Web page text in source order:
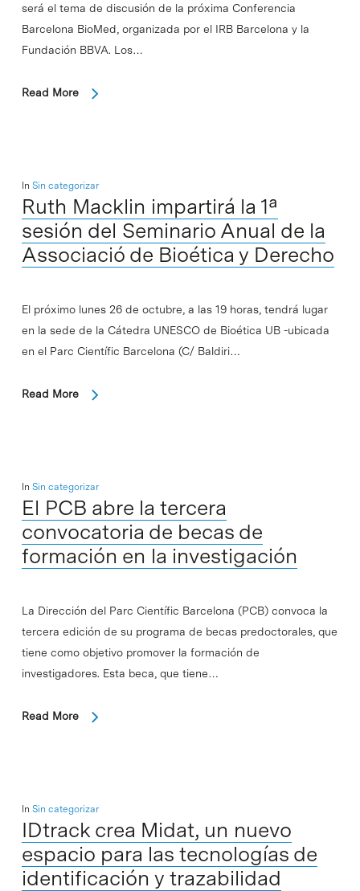
será el tema de discusión de la próxima Conferencia
Barcelona BioMed, organizada por el IRB Barcelona y la
Fundación BBVA. Los…
Read More
In Sin categorizar
Ruth Macklin impartirá la 1ª
sesión del Seminario Anual de la
Associació de Bioética y Derecho
El próximo lunes 26 de octubre, a las 19 horas, tendrá lugar
en la sede de la Cátedra UNESCO de Bioética UB -ubicada
en el Parc Científic Barcelona (C/ Baldiri…
Read More
In Sin categorizar
El PCB abre la tercera
convocatoria de becas de
formación en la investigación
La Dirección del Parc Científic Barcelona (PCB) convoca la
tercera edición de su programa de becas predoctorales, que
tiene como objetivo promover la formación de
investigadores. Esta beca, que tiene…
Read More
In Sin categorizar
IDtrack crea Midat, un nuevo
espacio para las tecnologías de
identificación y trazabilidad